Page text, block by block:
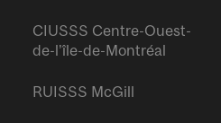
CIUSSS Centre-Ouest-
de-l’île-de-Montréal
RUISSS McGill